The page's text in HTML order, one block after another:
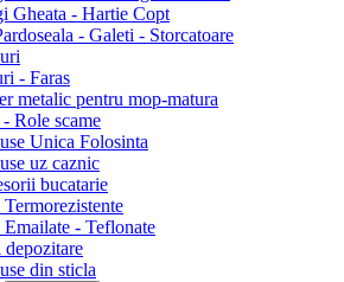
Gheata - Hartie Copt
- Galeti - Storcatoare
- Faras
metalic pentru mop-matura
Role scame
Unica Folosinta
uz caznic
bucatarie
Termorezistente
Emailate - Teflonate
din sticla